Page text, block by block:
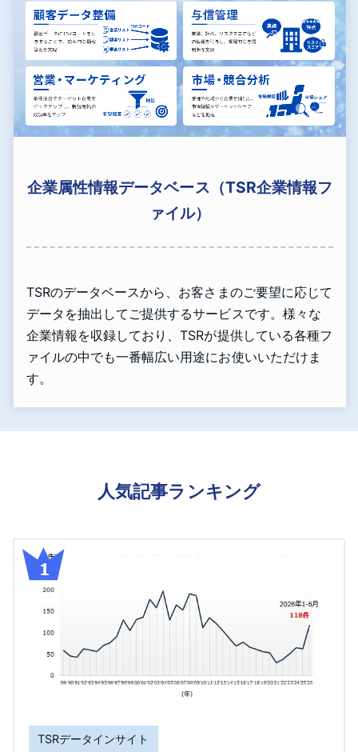
企業属性情報データベース（TSR企業情報フ
ァイル）
TSRのデータベースから、お客さまのご要望に応じて
データを抽出してご提供するサービスです。様々な
企業情報を収録しており、TSRが提供している各種フ
ァイルの中でも一番幅広い用途にお使いいただけま
す。
人気記事ランキング
TSRデータインサイト